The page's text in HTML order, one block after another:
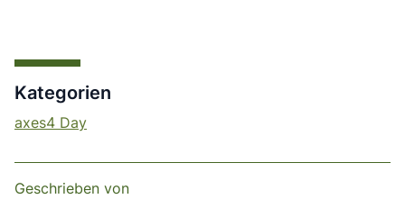
Kategorien
axes4 Day
Geschrieben von